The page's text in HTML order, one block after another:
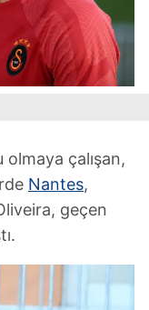
çalışan,
Nantes,
geçen